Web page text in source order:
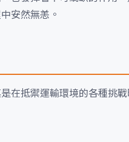
安然無恙。
在抵禦運輸環境的各種挑